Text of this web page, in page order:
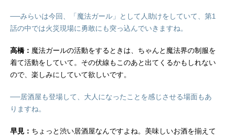
──みらいは今回、「魔法ガール」として人助けをしていて、第1
話の中では火災現場に勇敢にも突っ込んでいきますね。
高橋： 魔法ガールの活動をするときは、ちゃんと魔法界の制服を
着て活動をしていて。その伏線もこのあと出てくるかもしれない
ので、楽しみにしていて欲しいです。
──居酒屋も登場して、大人になったことを感じさせる場面もあ
りますね。
早見： ちょっと渋い居酒屋なんですよね。美味しいお酒を揃えて